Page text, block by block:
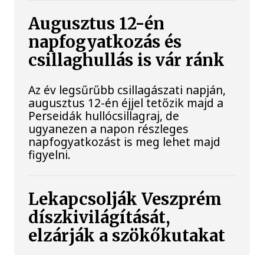
Augusztus 12-én
napfogyatkozás és
csillaghullás is vár ránk
Az év legsűrűbb csillagászati napján,
augusztus 12-én éjjel tetőzik majd a
Perseidák hullócsillagraj, de
ugyanezen a napon részleges
napfogyatkozást is meg lehet majd
figyelni.
Lekapcsolják Veszprém
díszkivilágítását,
elzárják a szökőkutakat